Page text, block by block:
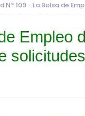
Nº 109 La Bolsa de
Empleo